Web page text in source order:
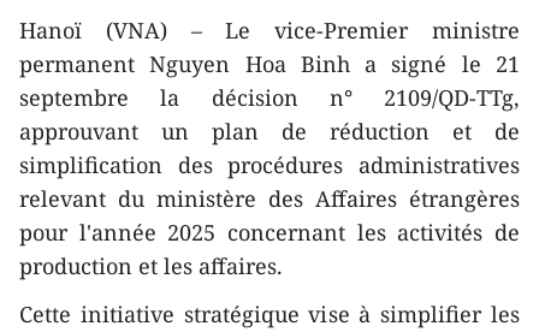
Hanoï (VNA) – Le vice-Premier ministre
permanent Nguyen Hoa Binh a signé le 21
septembre la décision n° 2109/QD-TTg,
approuvant un plan de réduction et de
simplification des procédures administratives
relevant du ministère des Affaires étrangères
pour l'année 2025 concernant les activités de
production et les affaires.
Cette initiative stratégique vise à simplifier les